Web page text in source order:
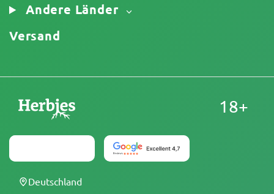
Andere Länder
Versand
18+
Deutschland